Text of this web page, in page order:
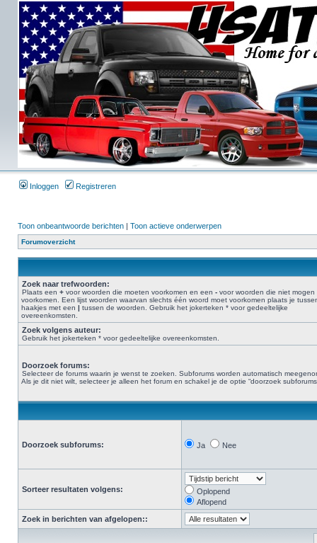
Inloggen Registreren
Toon onbeantwoorde berichten | Toon actieve onderwerpen
Forumoverzicht
Zoek naar trefwoorden:
Plaats een + voor woorden die moeten voorkomen en een - voor woorden die niet mogen
voorkomen. Een lijst woorden waarvan slechts één woord moet voorkomen plaats je
haakjes met een | tussen de woorden. Gebruik het jokerteken * voor gedeeltelijke
overeenkomsten.
Zoek volgens auteur:
Gebruik het jokerteken * voor gedeeltelijke overeenkomsten.
Doorzoek forums:
Selecteer de forums waarin je wenst te zoeken. Subforums worden automatisch
Als je dit niet wilt, selecteer je alleen het forum en schakel je de optie “doorzoek
Doorzoek subforums: Ja Nee
Sorteer resultaten volgens:
Oplopend
Aflopend
Zoek in berichten van afgelopen::